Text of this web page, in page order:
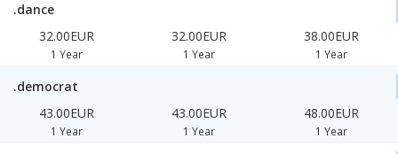
.dance
32.00EUR
1 Year
32.00EUR
1 Year
38.00EUR
1 Year
.democrat
43.00EUR
1 Year
43.00EUR
1 Year
48.00EUR
1 Year